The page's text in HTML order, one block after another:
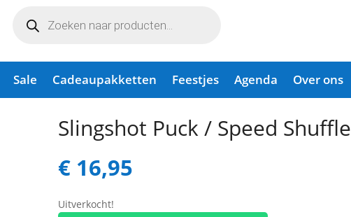
zoeken
Sale Cadeaupakketten Feestjes Agenda Over ons
Slingshot Puck / Speed Shuffle
€16,95
Uitverkocht!